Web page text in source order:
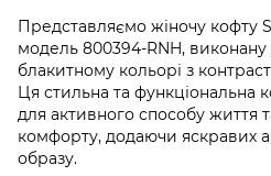
Представляємо жіночу кофту
модель 800394-RNH,
блакитному кольорі з
Ця стильна та функціональна
для активного способу життя
комфорту, додаючи яскравих
образу.